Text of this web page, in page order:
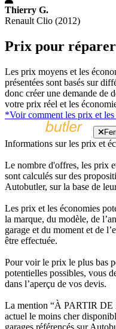
Thierry G.
Renault Clio (2012)
Prix pour
Les prix moyens et les
présentées sont basés sur
donc créer une demande de
votre prix réel et les
*Voir comment les prix et
Informations sur les prix et
Le nombre d'offres, les prix
sont calculés sur des
Autobutler, sur la base de
Les prix et les économies
la marque, du modèle, de
garage et du moment et de
être effectuée.
Pour voir le prix le plus bas
potentielles possibles, vous
dans l’aperçu de vos devis.
La mention “À PARTIR
actuel le moins cher